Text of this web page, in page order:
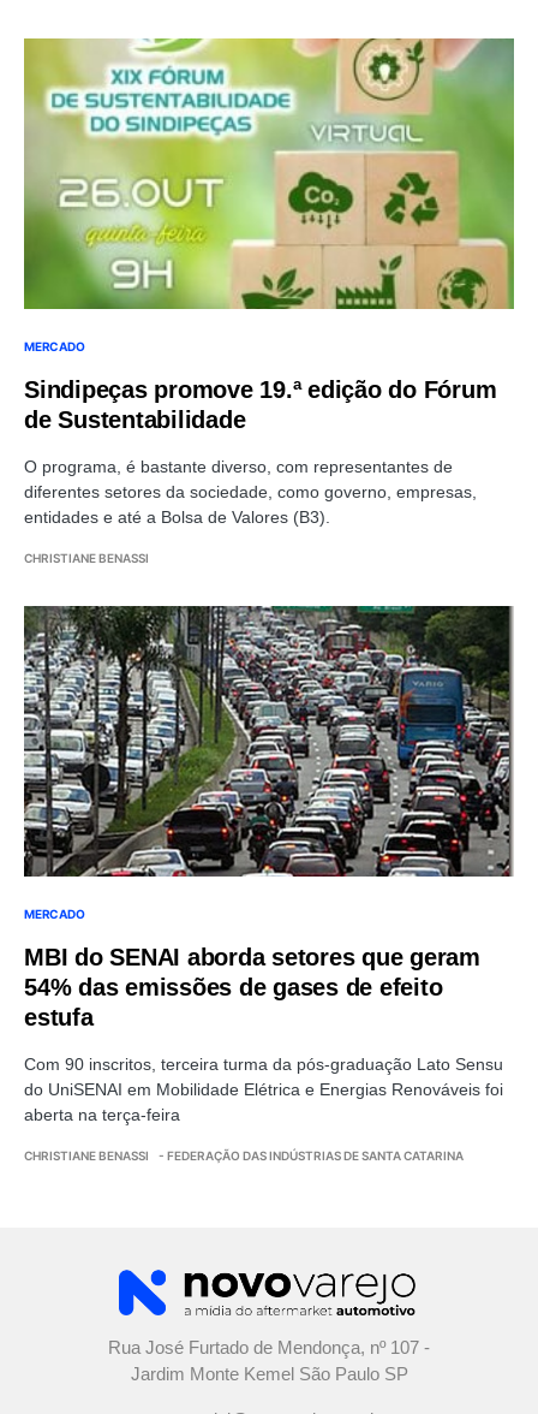
MERCADO
Sindipeças promove 19.ª edição do Fórum
de Sustentabilidade
O programa, é bastante diverso, com representantes de
diferentes setores da sociedade, como governo, empresas,
entidades e até a Bolsa de Valores (B3).
CHRISTIANE BENASSI
MERCADO
MBI do SENAI aborda setores que geram
54% das emissões de gases de efeito
estufa
Com 90 inscritos, terceira turma da pós-graduação Lato Sensu
do UniSENAI em Mobilidade Elétrica e Energias Renováveis foi
aberta na terça-feira
CHRISTIANE BENASSI - FEDERAÇÃO DAS INDÚSTRIAS DE SANTA CATARINA
Rua José Furtado de Mendonça, nº 107 -
Jardim Monte Kemel São Paulo SP